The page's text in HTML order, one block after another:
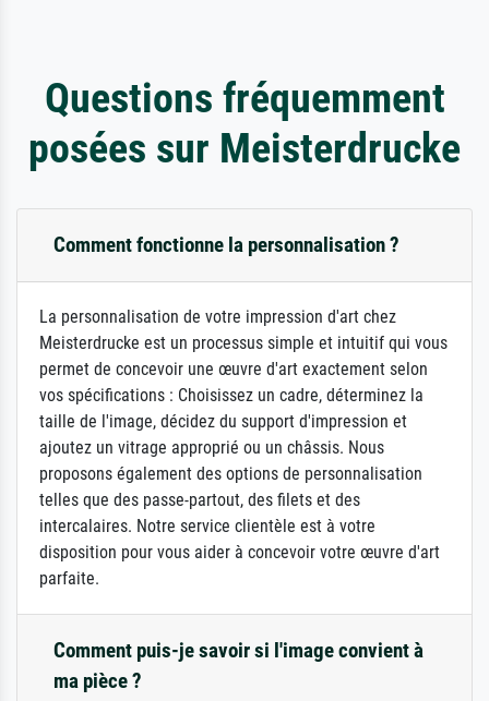
Questions fréquemment
posées sur Meisterdrucke
Comment fonctionne la personnalisation ?
La personnalisation de votre impression d'art chez
Meisterdrucke est un processus simple et intuitif qui vous
permet de concevoir une œuvre d'art exactement selon
vos spécifications : Choisissez un cadre, déterminez la
taille de l'image, décidez du support d'impression et
ajoutez un vitrage approprié ou un châssis. Nous
proposons également des options de personnalisation
telles que des passe-partout, des filets et des
intercalaires. Notre service clientèle est à votre
disposition pour vous aider à concevoir votre œuvre d'art
parfaite.
Comment puis-je savoir si l'image convient à
ma pièce ?